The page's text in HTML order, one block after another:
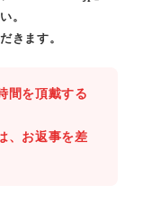
。
きます。
間を頂戴する
、お返事を差